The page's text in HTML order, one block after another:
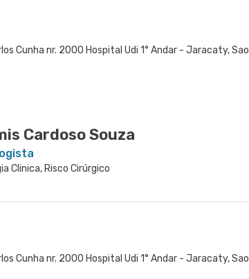
Cunha nr. 2000 Hospital Udi 1° Andar - Jaracaty, Sao
Cardoso Souza
Clinica, Risco Cirúrgico
Cunha nr. 2000 Hospital Udi 1° Andar - Jaracaty, Sao